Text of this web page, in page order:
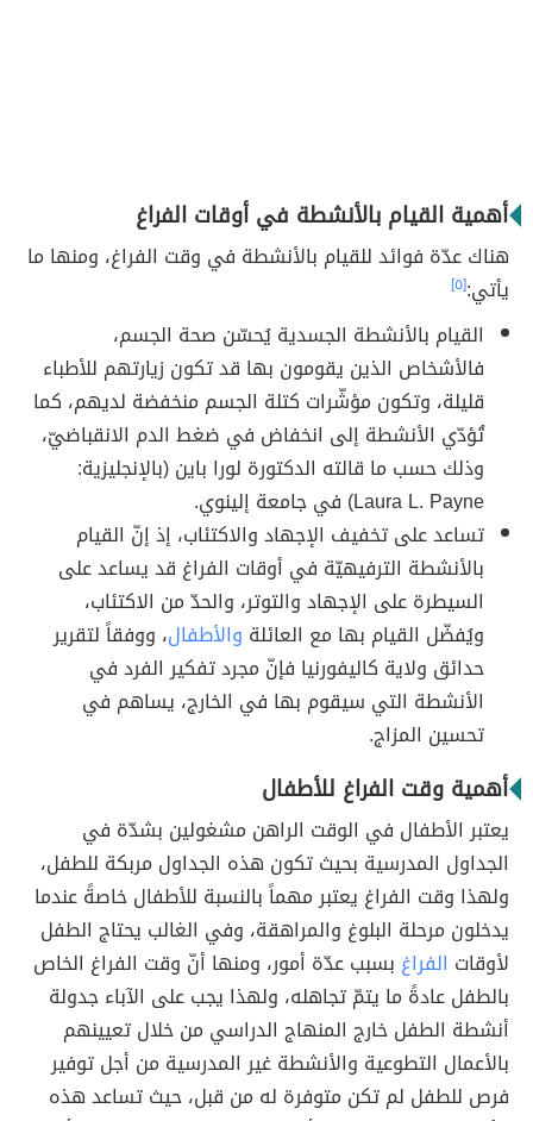
أهمية القيام بالأنشطة في أوقات الفراغ
هناك عدّة فوائد للقيام بالأنشطة في وقت الفراغ، ومنها ما
يأتي:[٥]
القيام بالأنشطة الجسدية يُحسّن صحة الجسم،
فالأشخاص الذين يقومون بها قد تكون زيارتهم للأطباء
قليلة، وتكون مؤشّرات كتلة الجسم منخفضة لديهم، كما
تُؤدّي الأنشطة إلى انخفاض في ضغط الدم الانقباضيّ،
وذلك حسب ما قالته الدكتورة لورا باين (بالإنجليزية:
Laura L. Payne) في جامعة إلينوي.
تساعد على تخفيف الإجهاد والاكتئاب، إذ إنّ القيام
بالأنشطة الترفيهيّة في أوقات الفراغ قد يساعد على
السيطرة على الإجهاد والتوتر، والحدّ من الاكتئاب،
ويُفضّل القيام بها مع العائلة والأطفال، ووفقاً لتقرير
حدائق ولاية كاليفورنيا فإنّ مجرد تفكير الفرد في
الأنشطة التي سيقوم بها في الخارج، يساهم في
تحسين المزاج.
أهمية وقت الفراغ للأطفال
يعتبر الأطفال في الوقت الراهن مشغولين بشدّة في
الجداول المدرسية بحيث تكون هذه الجداول مربكة للطفل،
ولهذا وقت الفراغ يعتبر مهماً بالنسبة للأطفال خاصةً عندما
يدخلون مرحلة البلوغ والمراهقة، وفي الغالب يحتاج الطفل
لأوقات الفراغ بسبب عدّة أمور، ومنها أنّ وقت الفراغ الخاص
بالطفل عادةً ما يتمّ تجاهله، ولهذا يجب على الآباء جدولة
أنشطة الطفل خارج المنهاج الدراسي من خلال تعيينهم
بالأعمال التطوعية والأنشطة غير المدرسية من أجل توفير
فرص للطفل لم تكن متوفرة له من قبل، حيث تساعد هذه